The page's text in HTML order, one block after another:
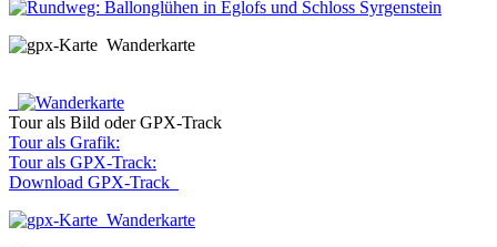
Wanderkarte
Tour als Bild oder GPX-Track
Tour als Grafik:
Tour als GPX-Track:
Download GPX-Track
Wanderkarte